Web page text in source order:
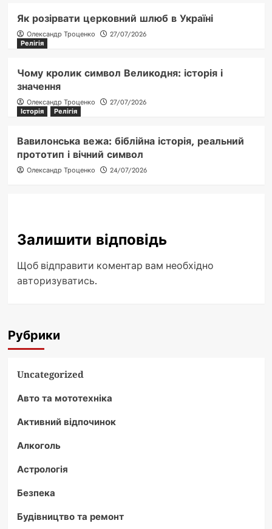
Як розірвати церковний шлюб в Україні
Олександр Троценко
27/07/2026
Релігія
Чому кролик символ Великодня: історія і
значення
Олександр Троценко
27/07/2026
Історія
Релігія
Вавилонська вежа: біблійна історія, реальний
прототип і вічний символ
Олександр Троценко 24/07/2026
Залишити відповідь
Щоб відправити коментар вам необхідно
авторизуватись.
Рубрики
Uncategorized
Авто та мототехніка
Активний відпочинок
Алкоголь
Астрологія
Безпека
Будівництво та ремонт